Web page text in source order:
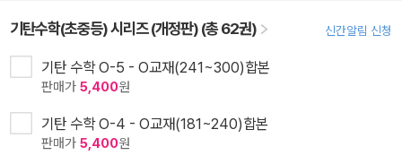
기탄수학(초중등) 시리즈 (개정판) (총 62권) 신간알림 신청
기탄 수학 O-5 - O교재(241~300)합본
판매가 5,400원
기탄 수학 O-4 - O교재(181~240)합본
판매가 5,400원